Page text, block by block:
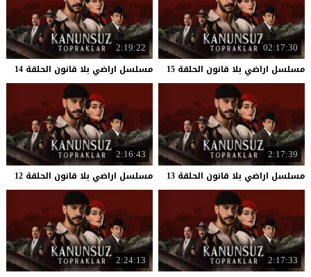
02:17:30
مسلسل اراضي بلا قانون الحلقة 15
2:19:22
مسلسل اراضي بلا قانون الحلقة 14
2:17:39
مسلسل اراضي بلا قانون الحلقة 13
2:16:43
مسلسل اراضي بلا قانون الحلقة 12
2:17:33
2:24:13